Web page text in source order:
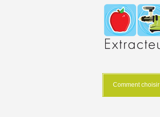
Comment choisir